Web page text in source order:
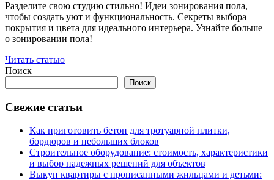
Разделите свою студию стильно! Идеи зонирования пола,
чтобы создать уют и функциональность. Секреты выбора
покрытия и цвета для идеального интерьера. Узнайте больше
о зонировании пола!
Читать статью
Поиск
Поиск
Свежие статьи
Как приготовить бетон для тротуарной плитки,
бордюров и небольших блоков
Строительное оборудование: стоимость, характеристики
и выбор надежных решений для объектов
Выкуп квартиры с прописанными жильцами и детьми: